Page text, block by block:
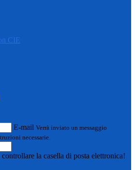
CIE
E-mail Verrà inviato un messaggio
necessarie.
la casella di posta elettronica!